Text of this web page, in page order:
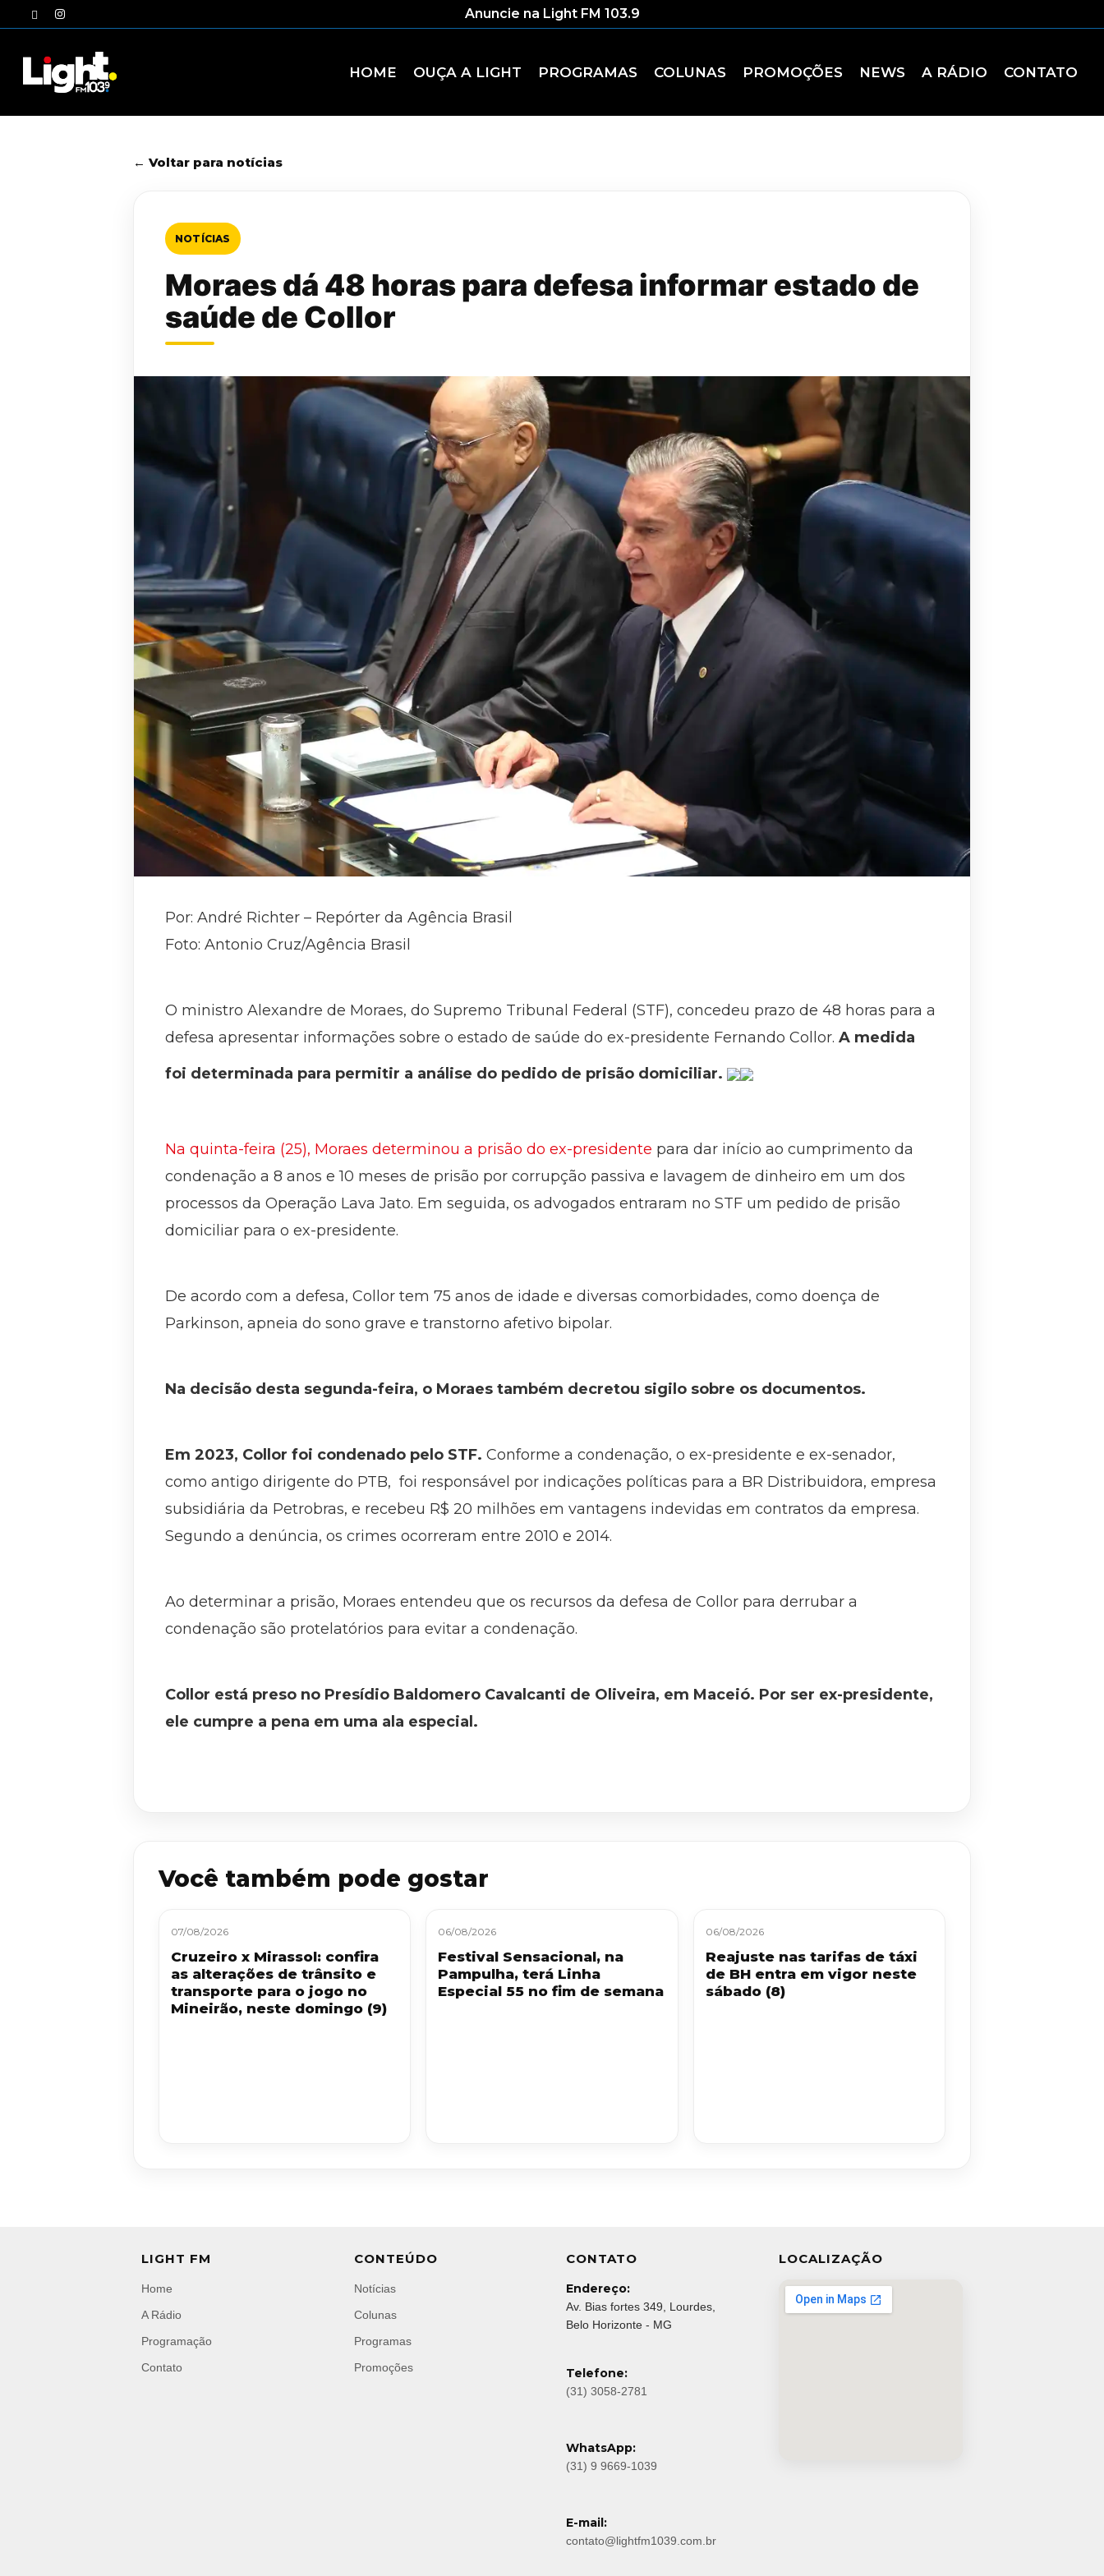
to
twitterinstagram Anuncie na Light FM 103.9
HOME OUÇA A LIGHT PROGRAMAS COLUNAS PROMOÇÕES NEWS A RÁDIO CONTATO
← Voltar para notícias
NOTÍCIAS
Moraes dá 48 horas para defesa informar estado de
saúde de Collor
Por: André Richter – Repórter da Agência Brasil
Foto: Antonio Cruz/Agência Brasil
O ministro Alexandre de Moraes, do Supremo Tribunal Federal (STF), concedeu prazo de 48 horas para a
defesa apresentar informações sobre o estado de saúde do ex-presidente Fernando Collor. A medida
foi determinada para permitir a análise do pedido de prisão domiciliar.
Na quinta-feira (25), Moraes determinou a prisão do ex-presidente para dar início ao cumprimento da
condenação a 8 anos e 10 meses de prisão por corrupção passiva e lavagem de dinheiro em um dos
processos da Operação Lava Jato. Em seguida, os advogados entraram no STF um pedido de prisão
domiciliar para o ex-presidente.
De acordo com a defesa, Collor tem 75 anos de idade e diversas comorbidades, como doença de
Parkinson, apneia do sono grave e transtorno afetivo bipolar.
Na decisão desta segunda-feira, o Moraes também decretou sigilo sobre os documentos.
Em 2023, Collor foi condenado pelo STF. Conforme a condenação, o ex-presidente e ex-senador,
como antigo dirigente do PTB, foi responsável por indicações políticas para a BR Distribuidora, empresa
subsidiária da Petrobras, e recebeu R$ 20 milhões em vantagens indevidas em contratos da empresa.
Segundo a denúncia, os crimes ocorreram entre 2010 e 2014.
Ao determinar a prisão, Moraes entendeu que os recursos da defesa de Collor para derrubar a
condenação são protelatórios para evitar a condenação.
Collor está preso no Presídio Baldomero Cavalcanti de Oliveira, em Maceió. Por ser ex-presidente,
ele cumpre a pena em uma ala especial.
Você também pode gostar
07/08/2026
Cruzeiro x Mirassol: confira
as alterações de trânsito e
transporte para o jogo no
Mineirão, neste domingo (9)
06/08/2026
Festival Sensacional, na
Pampulha, terá Linha
Especial 55 no fim de semana
06/08/2026
Reajuste nas tarifas de táxi
de BH entra em vigor neste
sábado (8)
LIGHT FM
Home
A Rádio
Programação
Contato
CONTEÚDO
Notícias
Colunas
Programas
Promoções
CONTATO
Endereço:
Av. Bias fortes 349, Lourdes,
Belo Horizonte - MG
Telefone:
(31) 3058-2781
WhatsApp:
(31) 9 9669-1039
E-mail:
contato@lightfm1039.com.br
LOCALIZAÇÃO